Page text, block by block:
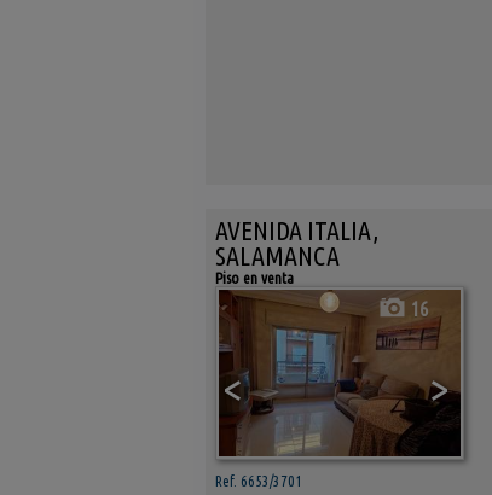
AVENIDA ITALIA,
SALAMANCA
Piso en venta
< >
16
Ref. 6653/3701